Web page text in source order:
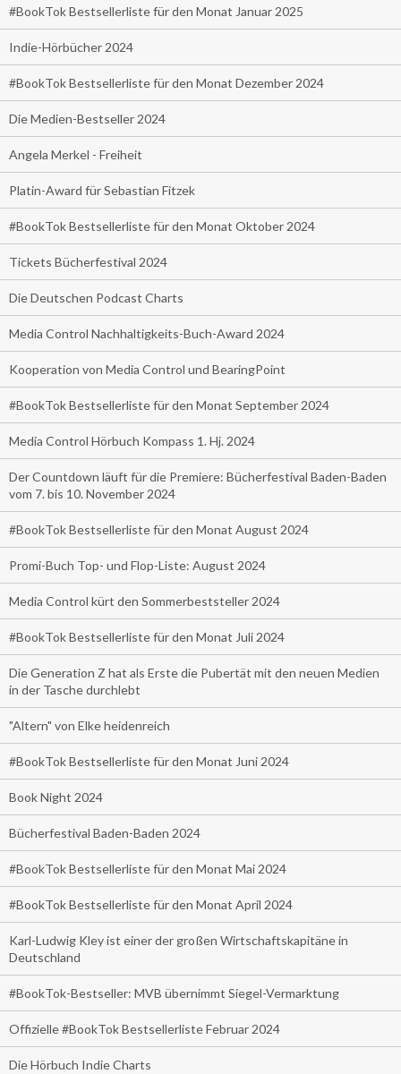
#BookTok Bestsellerliste für den Monat Januar 2025
Indie-Hörbücher 2024
#BookTok Bestsellerliste für den Monat Dezember 2024
Die Medien-Bestseller 2024
Angela Merkel - Freiheit
Platin-Award für Sebastian Fitzek
#BookTok Bestsellerliste für den Monat Oktober 2024
Tickets Bücherfestival 2024
Die Deutschen Podcast Charts
Media Control Nachhaltigkeits-Buch-Award 2024
Kooperation von Media Control und BearingPoint
#BookTok Bestsellerliste für den Monat September 2024
Media Control Hörbuch Kompass 1. Hj. 2024
Der Countdown läuft für die Premiere: Bücherfestival Baden-Baden
vom 7. bis 10. November 2024
#BookTok Bestsellerliste für den Monat August 2024
Promi-Buch Top- und Flop-Liste: August 2024
Media Control kürt den Sommerbeststeller 2024
#BookTok Bestsellerliste für den Monat Juli 2024
Die Generation Z hat als Erste die Pubertät mit den neuen Medien
in der Tasche durchlebt
"Altern" von Elke heidenreich
#BookTok Bestsellerliste für den Monat Juni 2024
Book Night 2024
Bücherfestival Baden-Baden 2024
#BookTok Bestsellerliste für den Monat Mai 2024
#BookTok Bestsellerliste für den Monat April 2024
Karl-Ludwig Kley ist einer der großen Wirtschaftskapitäne in
Deutschland
#BookTok-Bestseller: MVB übernimmt Siegel-Vermarktung
Offizielle #BookTok Bestsellerliste Februar 2024
Die Hörbuch Indie Charts